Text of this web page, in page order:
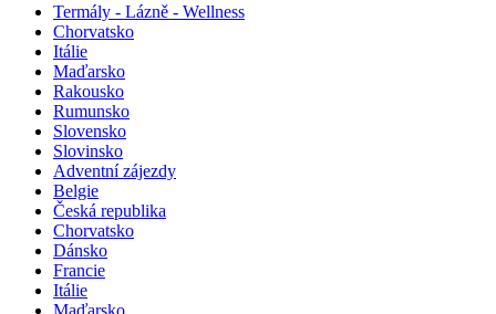
Termály - Lázně - Wellness
Chorvatsko
Itálie
Maďarsko
Rakousko
Rumunsko
Slovensko
Slovinsko
Adventní zájezdy
Belgie
Česká republika
Chorvatsko
Dánsko
Francie
Itálie
Maďarsko